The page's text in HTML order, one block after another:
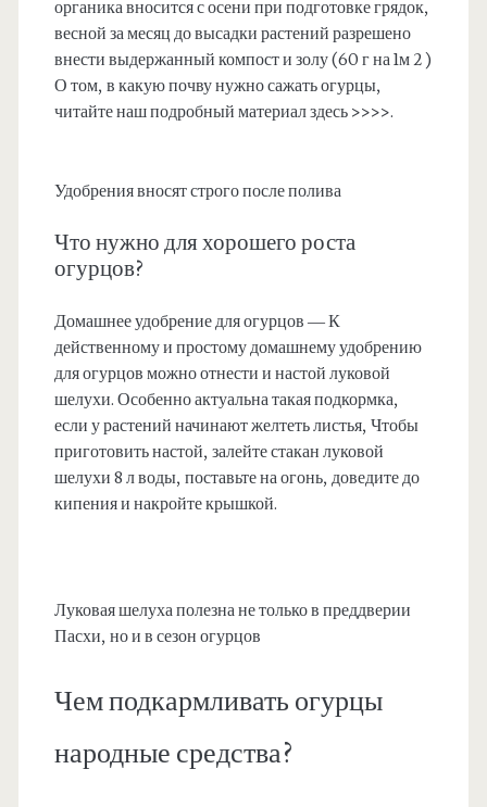
органика вносится с осени при подготовке грядок,
весной за месяц до высадки растений разрешено
внести выдержанный компост и золу (60 г на 1м 2 )
О том, в какую почву нужно сажать огурцы,
читайте наш подробный материал здесь >>>>.
Удобрения вносят строго после полива
Что нужно для хорошего роста
огурцов?
Домашнее удобрение для огурцов — К
действенному и простому домашнему удобрению
для огурцов можно отнести и настой луковой
шелухи. Особенно актуальна такая подкормка,
если у растений начинают желтеть листья, Чтобы
приготовить настой, залейте стакан луковой
шелухи 8 л воды, поставьте на огонь, доведите до
кипения и накройте крышкой.
Луковая шелуха полезна не только в преддверии
Пасхи, но и в сезон огурцов
Чем подкармливать огурцы
народные средства?